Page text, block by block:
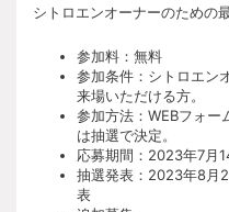
シトロエンオーナーのための
参加料：無料
参加条件：シトロエン
来場いただける方。
参加方法：WEBフォー
は抽選で決定。
応募期間： 2023年7月
抽選発表：2023年8月
表